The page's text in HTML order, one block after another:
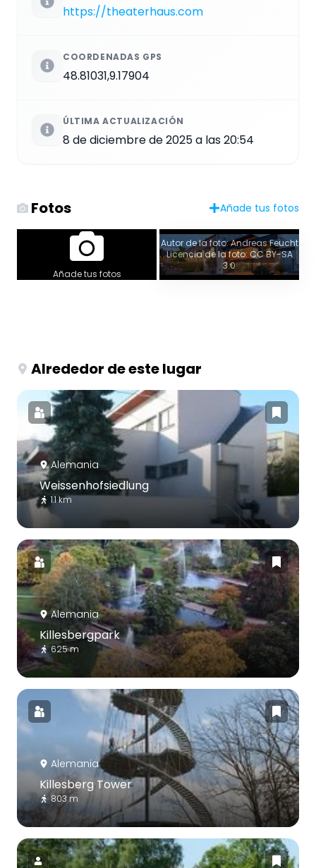
https://theaterhaus.com
COORDENADAS GPS
48.81031,9.17904
ÚLTIMA ACTUALIZACIÓN
8 de diciembre de 2025 a las 20:54
Fotos Añade tus fotos
Añade tus fotos
Autor de la foto: Andreas Feucht
Licencia de la foto: CC BY-SA
3.0
Alrededor de este lugar
Alemania
Weissenhofsiedlung
1.1 km
Alemania
Killesbergpark
625 m
Alemania
Killesberg Tower
803 m